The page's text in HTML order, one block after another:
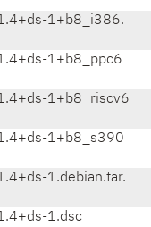
1+b8_i386.
1+b8_ppc6
1+b8_riscv6
1+b8_s390
1.debian.tar.
1.dsc